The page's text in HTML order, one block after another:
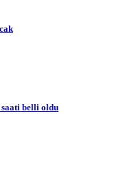
belli oldu